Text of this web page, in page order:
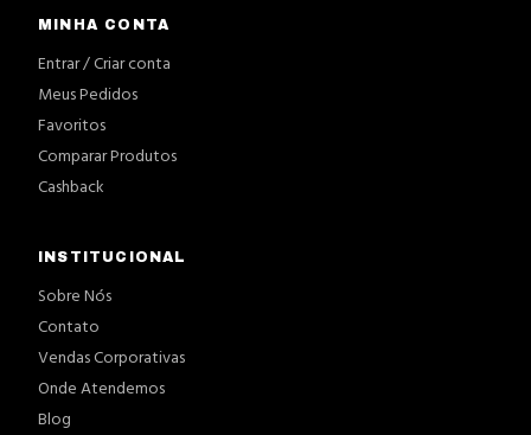
MINHA CONTA
Entrar / Criar conta
Meus Pedidos
Favoritos
Comparar Produtos
Cashback
INSTITUCIONAL
Sobre Nós
Contato
Vendas Corporativas
Onde Atendemos
Blog